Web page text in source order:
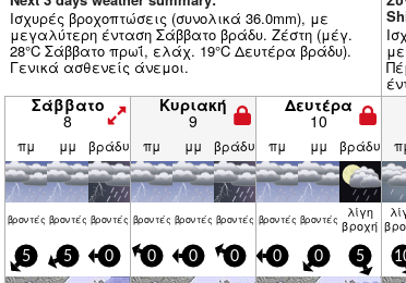
Ισχυρές βροχοπτώσεις (συνολικά 36.0mm), με
μεγαλύτερη ένταση Σάββατο βράδυ. Ζέστη (μέγ.
28°C Σάββατο πρωΐ, ελάχ. 19°C Δευτέρα βράδυ).
Γενικά ασθενείς άνεμοι.
Σάββατο
8
Κυριακή
9
Δευτέρα
10
πμ μμ βράδυ πμ μμ βράδυ πμ μμ βράδυ
βρον­τές βρον­τές βρον­τές βρον­τές βρον­τές βρον­τές βρον­τές βρον­τές λίγη
βροχή
5 5 0 0 0 0 0 0 5